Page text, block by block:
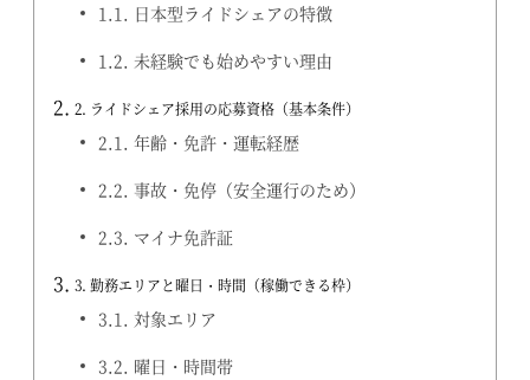
1.1. 日本型ライドシェアの特徴
1.2. 未経験でも始めやすい理由
2. ライドシェア採用の応募資格（基本条件）
2.1. 年齢・免許・運転経歴
2.2. 事故・免停（安全運行のため）
2.3. マイナ免許証
3. 勤務エリアと曜日・時間（稼働できる枠）
3.1. 対象エリア
3.2. 曜日・時間帯